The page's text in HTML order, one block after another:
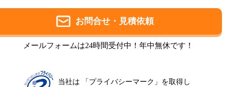
お問合せ・見積依頼
メールフォームは24時間受付中！年中無休です！
当社は 「プライバシーマーク」を取得し